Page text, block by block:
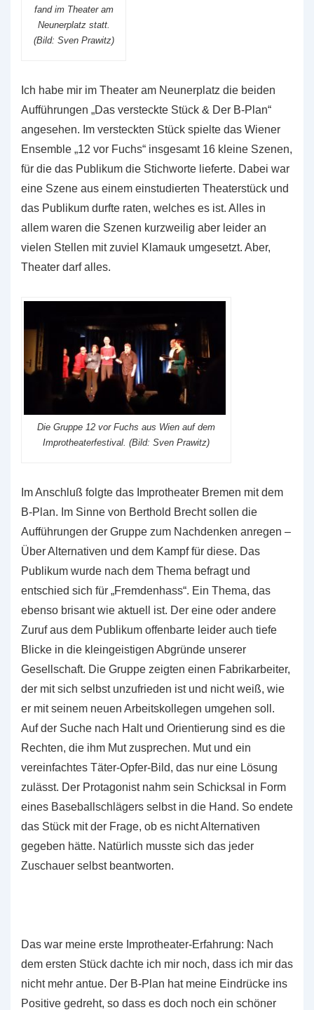
fand im Theater am
Neunerplatz statt.
(Bild: Sven Prawitz)
Ich habe mir im Theater am Neunerplatz die beiden
Aufführungen „Das versteckte Stück & Der B-Plan“
angesehen. Im versteckten Stück spielte das Wiener
Ensemble „12 vor Fuchs“ insgesamt 16 kleine Szenen,
für die das Publikum die Stichworte lieferte. Dabei war
eine Szene aus einem einstudierten Theaterstück und
das Publikum durfte raten, welches es ist. Alles in
allem waren die Szenen kurzweilig aber leider an
vielen Stellen mit zuviel Klamauk umgesetzt. Aber,
Theater darf alles.
Die Gruppe 12 vor Fuchs aus Wien auf dem
Improtheaterfestival. (Bild: Sven Prawitz)
Im Anschluß folgte das Improtheater Bremen mit dem
B-Plan. Im Sinne von Berthold Brecht sollen die
Aufführungen der Gruppe zum Nachdenken anregen –
Über Alternativen und dem Kampf für diese. Das
Publikum wurde nach dem Thema befragt und
entschied sich für „Fremdenhass“. Ein Thema, das
ebenso brisant wie aktuell ist. Der eine oder andere
Zuruf aus dem Publikum offenbarte leider auch tiefe
Blicke in die kleingeistigen Abgründe unserer
Gesellschaft. Die Gruppe zeigten einen Fabrikarbeiter,
der mit sich selbst unzufrieden ist und nicht weiß, wie
er mit seinem neuen Arbeitskollegen umgehen soll.
Auf der Suche nach Halt und Orientierung sind es die
Rechten, die ihm Mut zusprechen. Mut und ein
vereinfachtes Täter-Opfer-Bild, das nur eine Lösung
zulässt. Der Protagonist nahm sein Schicksal in Form
eines Baseballschlägers selbst in die Hand. So endete
das Stück mit der Frage, ob es nicht Alternativen
gegeben hätte. Natürlich musste sich das jeder
Zuschauer selbst beantworten.
Das war meine erste Improtheater-Erfahrung: Nach
dem ersten Stück dachte ich mir noch, dass ich mir das
nicht mehr antue. Der B-Plan hat meine Eindrücke ins
Positive gedreht, so dass es doch noch ein schöner